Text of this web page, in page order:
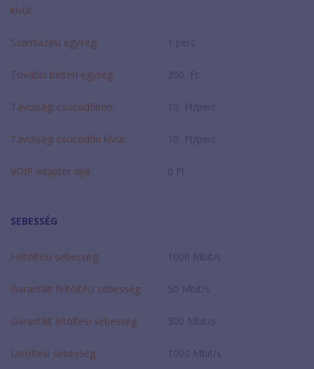
kívül:
Számlázási egység: 1 perc
További beltéri egység: 300 Ft
Távolsági csúcsidőben: 10 Ft/perc
Távolsági csúcsidőn kívül: 10 Ft/perc
VOIP adapter díja: 0 Ft
SEBESSÉG
Feltöltési sebesség: 1000 Mbit/s
Garantált feltöltési sebesség: 50 Mbit/s
Garantált letöltési sebesség: 300 Mbit/s
Letöltési sebesség: 1000 Mbit/s